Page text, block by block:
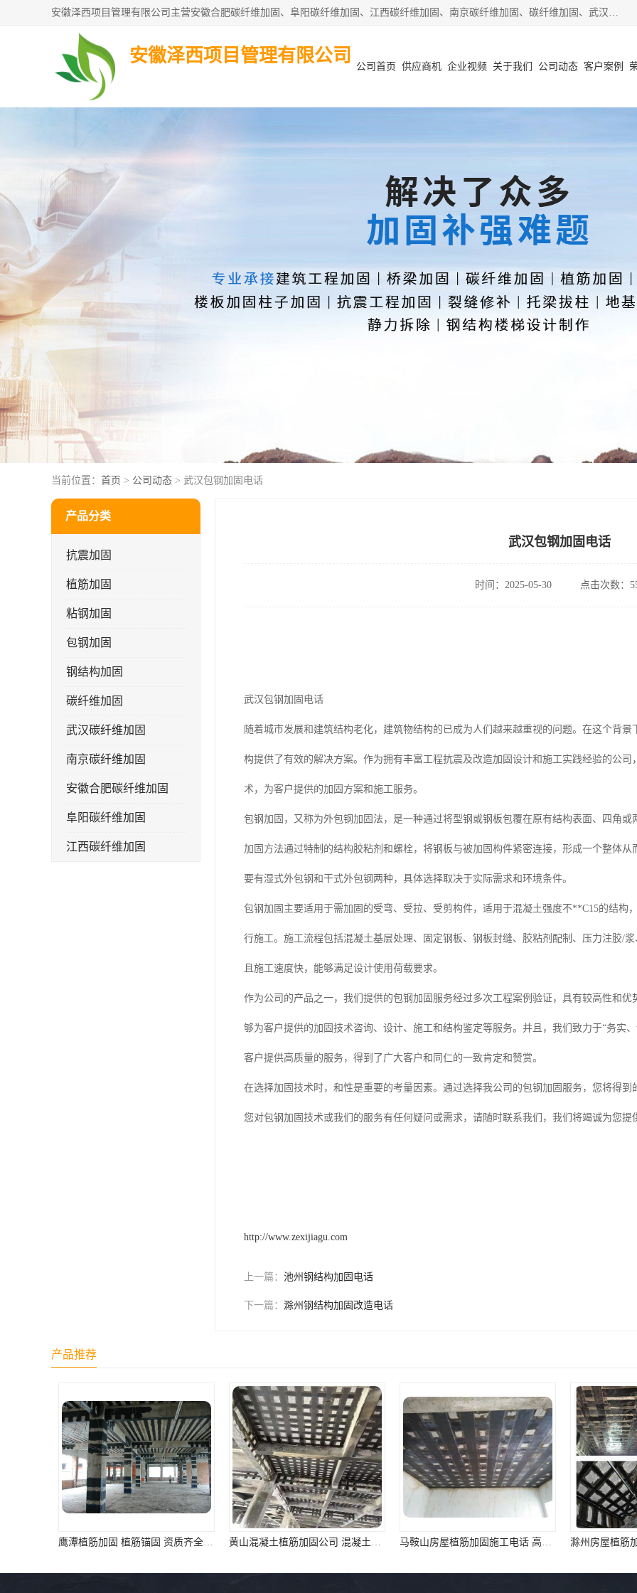
安徽泽西项目管理有限公司主营安徽合肥碳纤维加固、阜阳碳纤维加固、江西碳纤维加固、南京碳纤维加固、碳纤维加固、武汉碳纤维加固等业务，业务覆盖范围：安徽合肥、阜阳、江西、南京、武汉等区域。公司在钢筋混凝土结构改造加固、砌体结构改造加固、设计变更、结构改造加固、质量缺陷加固、地基加固等各加固改造领域具有优良的设计及施工经验。
安徽泽西项目管理有限公司
公司首页 供应商机 企业视频 关于我们 公司动态 客户案例
当前位置： 首页 > 公司动态 > 武汉包钢加固电话
产品分类
抗震加固
植筋加固
粘钢加固
包钢加固
钢结构加固
碳纤维加固
武汉碳纤维加固
南京碳纤维加固
安徽合肥碳纤维加固
阜阳碳纤维加固
江西碳纤维加固
武汉包钢加固电话
时间：2025-05-30 点击次数：
武汉包钢加固电话
随着城市发展和建筑结构老化，建筑物结构的已成为人们越来越重视的问题。在这个背
构提供了有效的解决方案。作为拥有丰富工程抗震及改造加固设计和施工实践经验的公
术，为客户提供的加固方案和施工服务。
包钢加固，又称为外包钢加固法，是一种通过将型钢或钢板包覆在原有结构表面、四角
加固方法通过特制的结构胶粘剂和螺栓，将钢板与被加固构件紧密连接，形成一个整体
要有湿式外包钢和干式外包钢两种，具体选择取决于实际需求和环境条件。
包钢加固主要适用于需加固的受弯、受拉、受剪构件，适用于混凝土强度不**C15的结构
行施工。施工流程包括混凝土基层处理、固定钢板、钢板封缝、胶粘剂配制、压力注胶/
且施工速度快，能够满足设计使用荷载要求。
作为公司的产品之一，我们提供的包钢加固服务经过多次工程案例验证，具有较高性和
够为客户提供的加固技术咨询、设计、施工和结构鉴定等服务。并且，我们致力于“务实
客户提供高质量的服务，得到了广大客户和同仁的一致肯定和赞赏。
在选择加固技术时，和性是重要的考量因素。通过选择我公司的包钢加固服务，您将得
您对包钢加固技术或我们的服务有任何疑问或需求，请随时联系我们，我们将竭诚为您
http://www.zexijiagu.com
上一篇： 池州钢结构加固电话
下一篇： 滁州钢结构加固改造电话
产品推荐
鹰潭植筋加固 植筋锚固 资质齐全 施工队案例经验.. 黄山混凝土植筋加固公司 混凝土结构加固 资质齐全 施工队案例经验.. 马鞍山房屋植筋加固施工电话 高延性纤维混凝土加固 资质齐全 施工队案例经验..